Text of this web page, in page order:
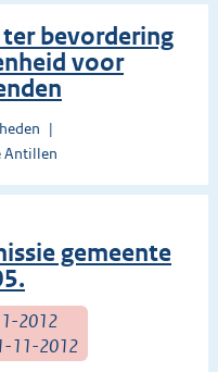
bevordering
voor
Antillen
gemeente
2012
11-2012